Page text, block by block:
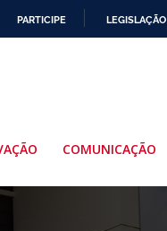
PARTICIPE LEGISLAÇÃO
COMUNICAÇÃO